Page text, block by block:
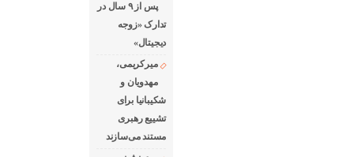
پس از ۹ سال در
تدارک «زوجه
دیجیتال»
میرکریمی،
مهدویان و
شکیبانیا برای
تشییع رهبری
مستند می‌سازند